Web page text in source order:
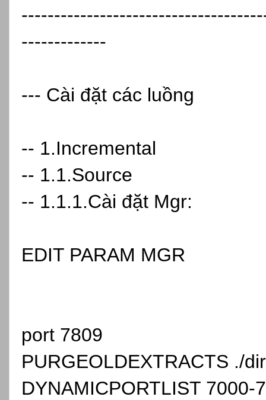
-------------
--- Cài đặt các luồng
-- 1.Incremental
-- 1.1.Source
-- 1.1.1.Cài đặt Mgr:
EDIT PARAM MGR
port 7809
PURGEOLDEXTRACTS ./
DYNAMICPORTLIST 7000-